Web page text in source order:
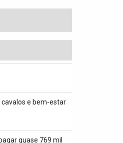
cavalos e bem-estar
quase 769 mil